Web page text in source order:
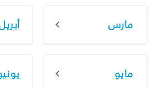
مارس
مايو